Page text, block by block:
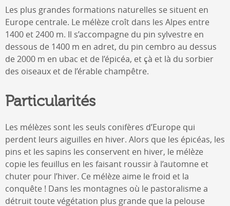
Les plus grandes formations naturelles se situent en
Europe centrale. Le mélèze croît dans les Alpes entre
1400 et 2400 m. Il s’accompagne du pin sylvestre en
dessous de 1400 m en adret, du pin cembro au dessus
de 2000 m en ubac et de l’épicéa, et çà et là du sorbier
des oiseaux et de l’érable champêtre.
Particularités
Les mélèzes sont les seuls conifères d’Europe qui
perdent leurs aiguilles en hiver. Alors que les épicéas, les
pins et les sapins les conservent en hiver, le mélèze
copie les feuillus en les faisant roussir à l’automne et
chuter pour l’hiver. Ce mélèze aime le froid et la
conquête ! Dans les montagnes où le pastoralisme a
détruit toute végétation plus grande que la pelouse